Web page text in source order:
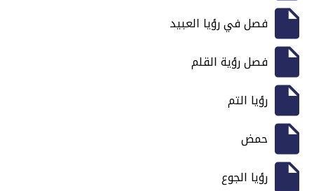
فصل في رؤيا العبيد
فصل رؤية القلم
رؤيا التم
حمض
رؤيا الجوع